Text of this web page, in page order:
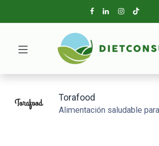
Torafood
Alimentación saludable